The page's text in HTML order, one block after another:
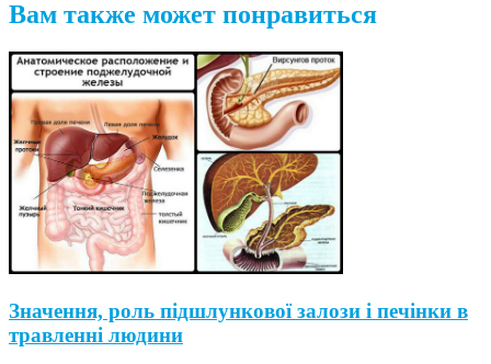
Вам также может понравиться
Значення, роль підшлункової залози і печінки в
травленні людини